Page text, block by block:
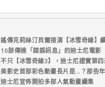
謠傳克莉絲汀貝爾接演【冰雪奇緣】
10部傳達「錯誤訊息」的迪士尼電影
不只【冰雪奇緣3】，迪士尼證實第四
美影史首部彩色動畫長片是...？那些
迪士尼宣佈開拍多部人氣動畫續集